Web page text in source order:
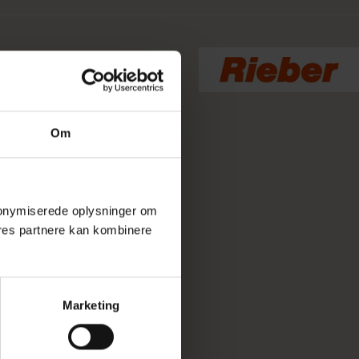
Om
oplysninger om
partnere kan kombinere
Marketing